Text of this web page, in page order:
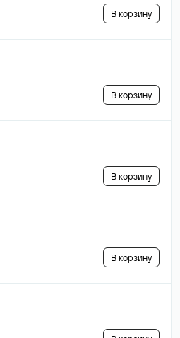
В корзину
В корзину
В корзину
В корзину